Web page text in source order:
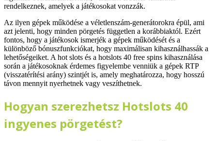
rendelkeznek, amelyek a játékosokat vonzzák.
Az ilyen gépek működése a véletlenszám-generátorokra épül, ami
azt jelenti, hogy minden pörgetés független a korábbiaktól. Ezért
fontos, hogy a játékosok ismerjék a gépek működését és a
különböző bónuszfunkciókat, hogy maximálisan kihasználhassák a
lehetőségeiket. A hot slots és a hotslots 40 free spins kihasználása
során a játékosoknak érdemes figyelembe venniük a gépek RTP
(visszatérítési arány) szintjét is, amely meghatározza, hogy hosszú
távon mennyit nyerhetnek vagy veszíthetnek.
Hogyan szerezhetsz Hotslots 40
ingyenes pörgetést?